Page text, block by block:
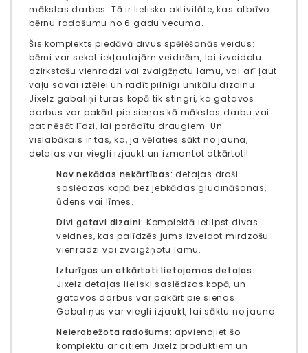
mākslas darbos. Tā ir lieliska aktivitāte, kas atbrīvo
bērnu radošumu no 6 gadu vecuma.
Šis komplekts piedāvā divus spēlēšanās veidus:
bērni var sekot iekļautajām veidnēm, lai izveidotu
dzirkstošu vienradzi vai zvaigžņotu lamu, vai arī ļaut
vaļu savai iztēlei un radīt pilnīgi unikālu dizainu.
Jixelz gabaliņi turas kopā tik stingri, ka gatavos
darbus var pakārt pie sienas kā mākslas darbu vai
pat nēsāt līdzi, lai parādītu draugiem. Un
vislabākais ir tas, ka, ja vēlaties sākt no jauna,
detaļas var viegli izjaukt un izmantot atkārtoti!
Nav nekādas nekārtības: detaļas droši
saslēdzas kopā bez jebkādas gludināšanas,
ūdens vai līmes.
Divi gatavi dizaini: Komplektā ietilpst divas
veidnes, kas palīdzēs jums izveidot mirdzošu
vienradzi vai zvaigžņotu lamu.
Izturīgas un atkārtoti lietojamas detaļas:
Jixelz detaļas lieliski saslēdzas kopā, un
gatavos darbus var pakārt pie sienas.
Gabaliņus var viegli izjaukt, lai sāktu no jauna.
Neierobežota radošums: apvienojiet šo
komplektu ar citiem Jixelz produktiem un